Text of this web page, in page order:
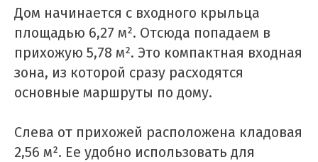
Дом начинается с входного крыльца
площадью 6,27 м². Отсюда попадаем в
прихожую 5,78 м². Это компактная входная
зона, из которой сразу расходятся
основные маршруты по дому.
Слева от прихожей расположена кладовая
2,56 м². Ее удобно использовать для